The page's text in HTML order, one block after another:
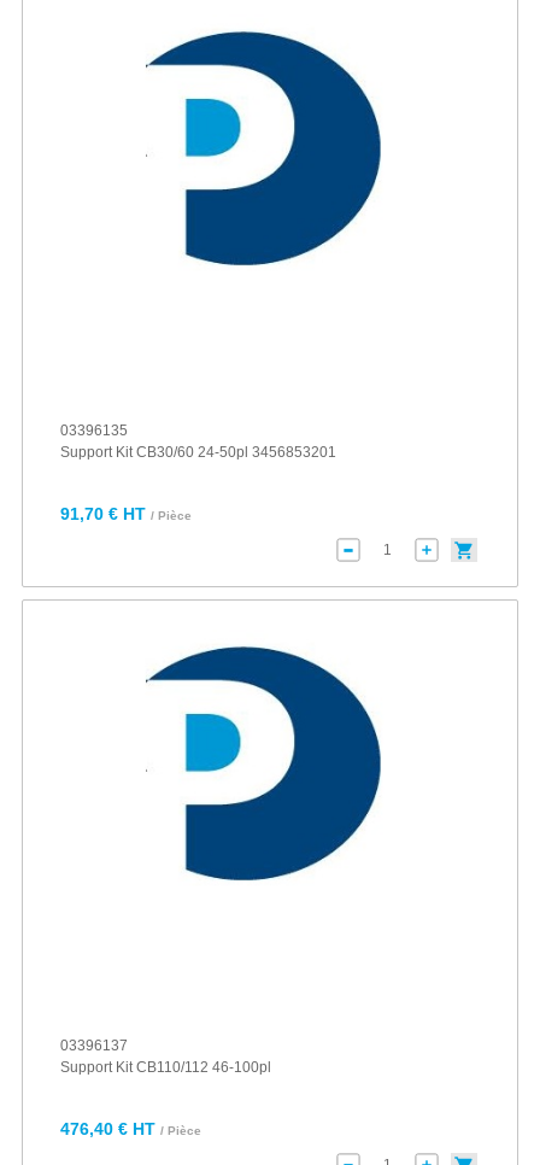
03396135
Support Kit CB30/60 24-50pl 3456853201
91,70 € HT / Pièce
03396137
Support Kit CB110/112 46-100pl
476,40 € HT / Pièce